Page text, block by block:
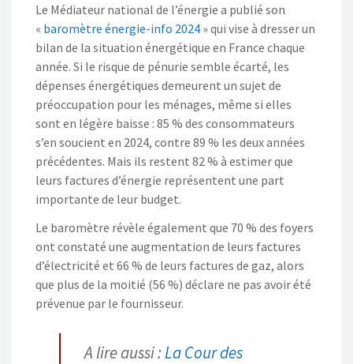
Le Médiateur national de l’énergie a publié son
« baromètre énergie-info 2024 » qui vise à dresser un
bilan de la situation énergétique en France chaque
année. Si le risque de pénurie semble écarté, les
dépenses énergétiques demeurent un sujet de
préoccupation pour les ménages, même si elles
sont en légère baisse : 85 % des consommateurs
s’en soucient en 2024, contre 89 % les deux années
précédentes. Mais ils restent 82 % à estimer que
leurs factures d’énergie représentent une part
importante de leur budget.
Le baromètre révèle également que 70 % des foyers
ont constaté une augmentation de leurs factures
d’électricité et 66 % de leurs factures de gaz, alors
que plus de la moitié (56 %) déclare ne pas avoir été
prévenue par le fournisseur.
A lire aussi :La Cour des